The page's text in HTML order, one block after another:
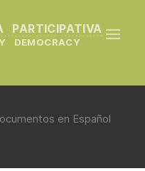
PARTICIPATIVA
DEMOCRACY
en Español